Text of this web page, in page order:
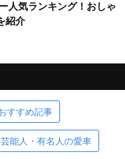
人気ランキング！おしゃ
紹介
すすめ記事
芸能人・有名人の愛車